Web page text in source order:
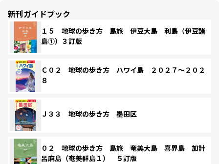
新刊ガイドブック
１５ 地球の歩き方 島旅 伊豆大島 利島（伊豆諸
島①）３訂版
Ｃ０２ 地球の歩き方 ハワイ島 ２０２７～２０２
８
Ｊ３３ 地球の歩き方 墨田区
０２ 地球の歩き方 島旅 奄美大島 喜界島 加計
呂麻島（奄美群島１） ５訂版